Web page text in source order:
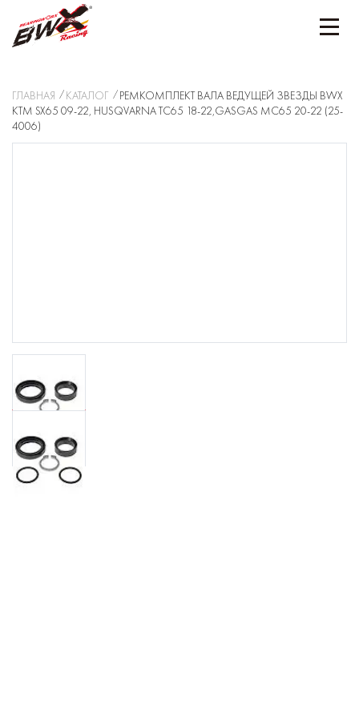
ГЛАВНАЯ КАТАЛОГ
РЕМКОМПЛЕКТ ВАЛА ВЕДУЩЕЙ ЗВЕЗДЫ BWX
KTM SX65 09-22, HUSQVARNA TC65 18-22,GASGAS MC65 20-22 (25-
4006)